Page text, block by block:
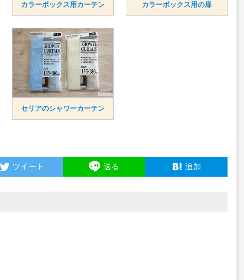
カラーボックス用カーテン カラーボックス用の扉
セリアのシャワーカーテン
ツイート 送る 追加